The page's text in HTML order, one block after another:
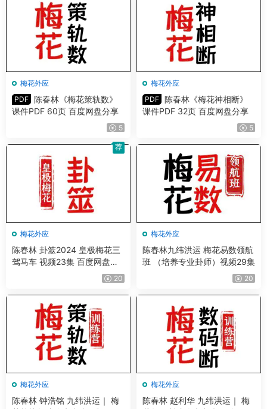
梅花外应
PDF 陈春林《梅花策轨数》
课件PDF 60页 百度网盘分享
5
梅花外应
PDF 陈春林《梅花神相断》
课件PDF 32页 百度网盘分享
5
梅花外应
陈春林 卦筮2024 皇极梅花三
驾马车 视频23集 百度网盘分
20
荐
梅花外应
陈春林九纬洪运 梅花易数领航
班 （培养专业卦师）视频29集
20
梅花外应
陈春林 钟浩铭 九纬洪运｜ 梅
梅花外应
陈春林 赵利华 九纬洪运｜ 梅